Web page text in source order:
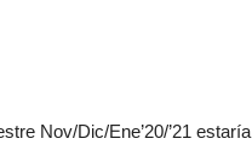
Nov/Dic/Ene’20/’21 estaría